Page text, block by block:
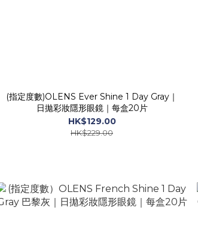
(指定度數)OLENS Ever Shine 1 Day Gray｜
日拋彩妝隱形眼鏡｜每盒20片
HK$129.00
HK$229.00